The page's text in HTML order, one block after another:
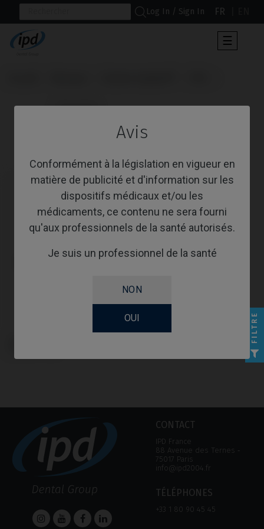
Avis
Conformément à la législation en vigueur en
matière de publicité et d'information sur les
dispositifs médicaux et/ou les
médicaments, ce contenu ne sera fourni
qu'aux professionnels de la santé autorisés.
Je suis un professionnel de la santé
NON
OUI
Log In / Sign In FR
Toggle
☰
                      Tournevis
CONTACT
IPD France
88 Avenue des Ternes ‑
75017 Paris
info@ipd2004.fr
TÉLÉPHONES
+33 1 80 90 45 45
FILTRE